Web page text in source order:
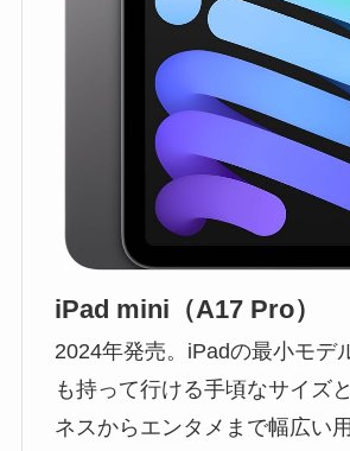
iPad mini（A17 Pro）
2024年発売。iPadの最小モデ
も持って行ける手頃なサイズ
ネスからエンタメまで幅広い